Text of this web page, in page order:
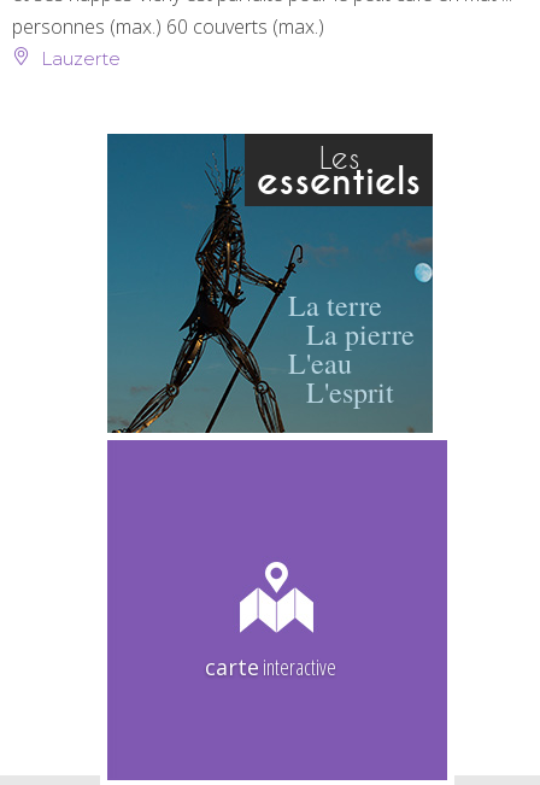
personnes (max.) 60 couverts (max.)
Lauzerte
Les
essentiels
La terre
La pierre
L'eau
L'esprit
carte interactive